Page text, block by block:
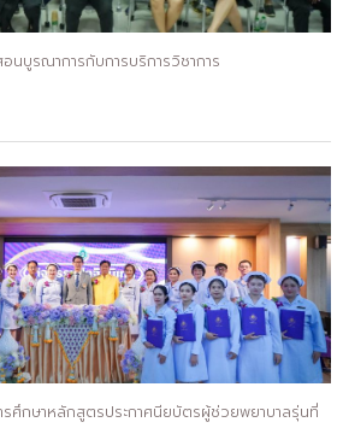
นบูรณาการกับการบริการวิชาการ
รศึกษาหลักสูตรประกาศนียบัตรผู้ช่วยพยาบาลรุ่นที่